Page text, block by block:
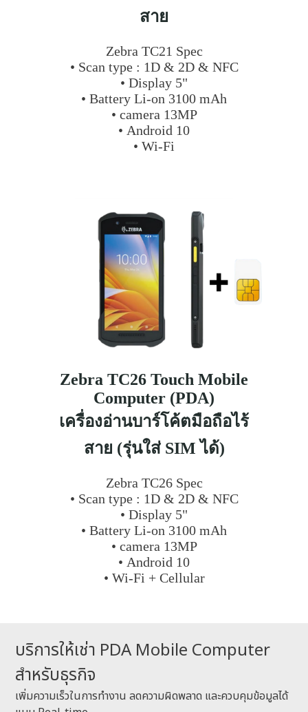
สาย
Zebra TC21 Spec
• Scan type : 1D & 2D & NFC
• Display 5"
• Battery Li-on 3100 mAh
• camera 13MP
• Android 10
• Wi-Fi
Zebra TC26 Touch Mobile
Computer (PDA)
เครื่องอ่านบาร์โค้ตมือถือไร้
สาย (รุ่นใส่ SIM ได้)
Zebra TC26 Spec
• Scan type : 1D & 2D & NFC
• Display 5"
• Battery Li-on 3100 mAh
• camera 13MP
• Android 10
• Wi-Fi + Cellular
บริการให้เช่า PDA Mobile Computer
สำหรับธุรกิจ
เพิ่มความเร็วในการทำงาน ลดความผิดพลาด และควบคุมข้อมูลได้